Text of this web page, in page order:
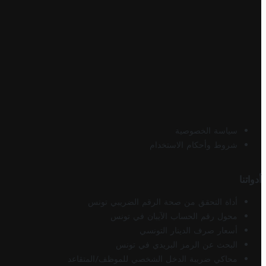
سياسة الخصوصية
شروط وأحكام الاستخدام
أدواتنا
أداة التحقق من صحة الرقم الضريبي تونس
محول رقم الحساب الآيبان في تونس
أسعار صرف الدينار التونسي
البحث عن الرمز البريدي في تونس
محاكي ضريبة الدخل الشخصي للموظف/المتقاعد